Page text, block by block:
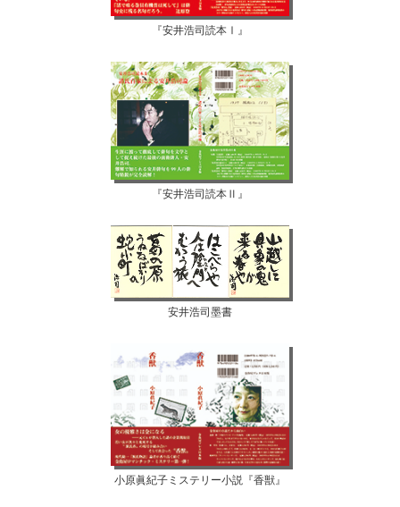
『安井浩司読本Ⅰ』
『安井浩司読本Ⅱ』
安井浩司墨書
小原眞紀子ミステリー小説『香獣』